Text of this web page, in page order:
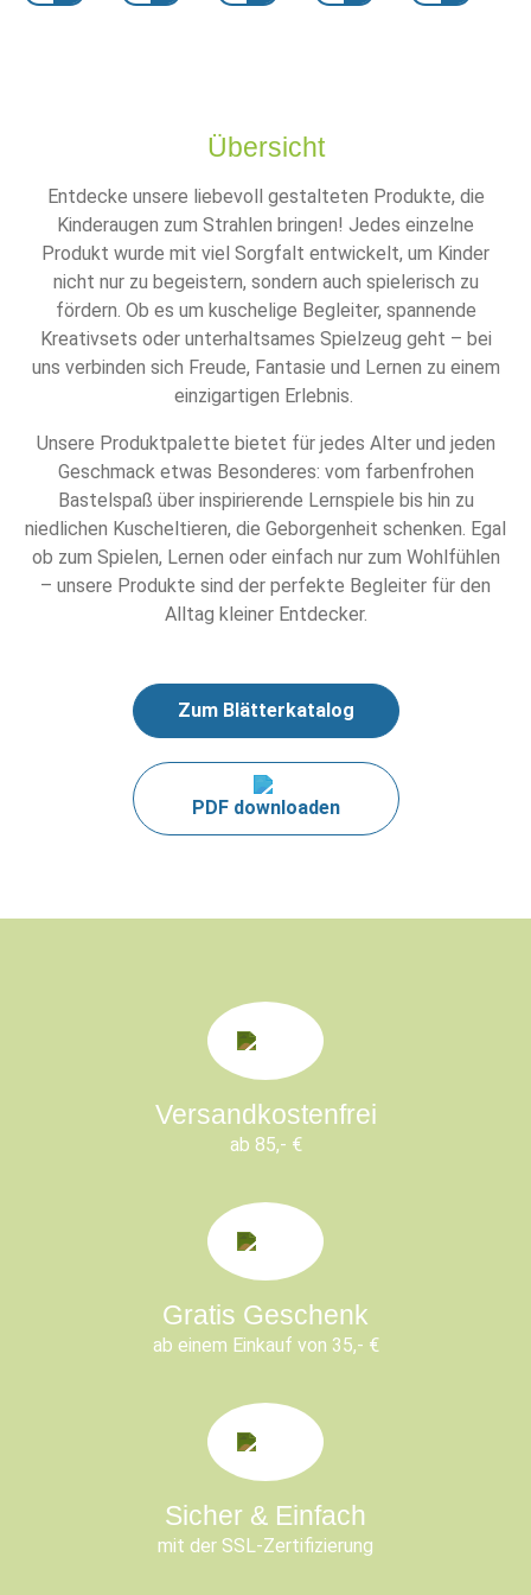
Übersicht
Entdecke unsere liebevoll gestalteten Produkte, die
Kinderaugen zum Strahlen bringen! Jedes einzelne
Produkt wurde mit viel Sorgfalt entwickelt, um Kinder
nicht nur zu begeistern, sondern auch spielerisch zu
fördern. Ob es um kuschelige Begleiter, spannende
Kreativsets oder unterhaltsames Spielzeug geht – bei
uns verbinden sich Freude, Fantasie und Lernen zu einem
einzigartigen Erlebnis.
Unsere Produktpalette bietet für jedes Alter und jeden
Geschmack etwas Besonderes: vom farbenfrohen
Bastelspaß über inspirierende Lernspiele bis hin zu
niedlichen Kuscheltieren, die Geborgenheit schenken. Egal
ob zum Spielen, Lernen oder einfach nur zum Wohlfühlen
– unsere Produkte sind der perfekte Begleiter für den
Alltag kleiner Entdecker.
Zum Blätterkatalog
PDF downloaden
Versandkostenfrei
ab 85,- €
Gratis Geschenk
ab einem Einkauf von 35,- €
Sicher & Einfach
mit der SSL-Zertifizierung